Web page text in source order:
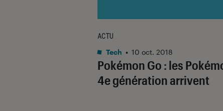
Pokémon Go : les
4e génération arrivent
ACTU
Tech • 10 oct. 2018